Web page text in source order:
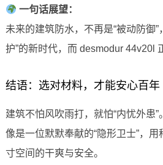
一句话展望：
未来的建筑防水，不再是“被动防御
护”的新时代，而 desmodur 44v20l
结语：选对材料，才能安心百年
建筑不怕风吹雨打，就怕“内忧外患
像是一位默默奉献的“隐形卫士”，
寸空间的干爽与安全。